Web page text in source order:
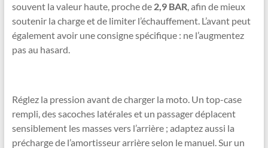
souvent la valeur haute, proche de 2,9 BAR, afin de mieux
soutenir la charge et de limiter l’échauffement. L’avant peut
également avoir une consigne spécifique : ne l’augmentez
pas au hasard.
Réglez la pression avant de charger la moto. Un top-case
rempli, des sacoches latérales et un passager déplacent
sensiblement les masses vers l’arrière ; adaptez aussi la
précharge de l’amortisseur arrière selon le manuel. Sur un